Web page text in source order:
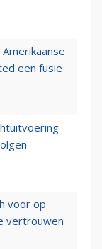
een fusie
voor op
vertrouwen